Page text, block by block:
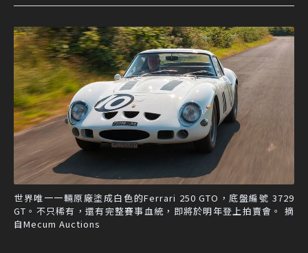
世界唯一一輛原廠塗成白色的Ferrari 250 GTO，底盤編號 3729
GT。不只稀有，還有完整賽事血統，即將於明年登上拍賣會。 摘
自Mecum Auctions